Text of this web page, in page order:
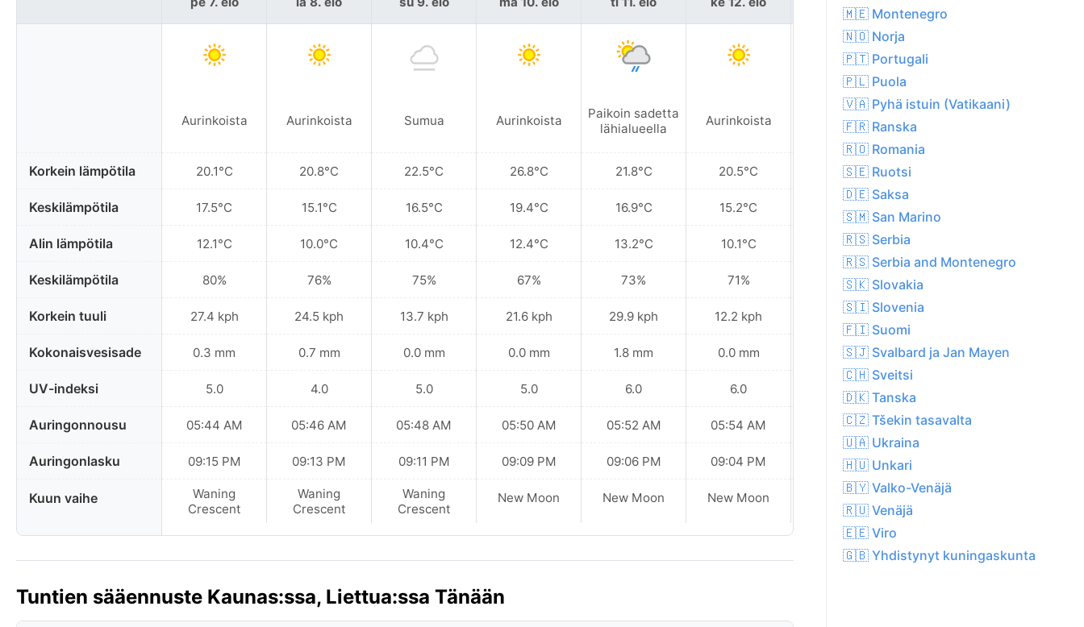
Korkein lämpötila
Keskilämpötila
Alin lämpötila
Keskilämpötila
Korkein tuuli
Kokonaisvesisade
UV-indeksi
Auringonnousu
Auringonlasku
Kuun vaihe
Aurinkoista
20.1°C
17.5°C
12.1°C
80%
27.4 kph
0.3 mm
5.0
05:44 AM
09:15 PM
Waning
Crescent
Aurinkoista
20.8°C
15.1°C
10.0°C
76%
24.5 kph
0.7 mm
4.0
05:46 AM
09:13 PM
Waning
Crescent
Sumua
22.5°C
16.5°C
10.4°C
75%
13.7 kph
0.0 mm
5.0
05:48 AM
09:11 PM
Waning
Crescent
Aurinkoista
26.8°C
19.4°C
12.4°C
67%
21.6 kph
0.0 mm
5.0
05:50 AM
09:09 PM
New Moon
Paikoin sadetta
lähialueella
21.8°C
16.9°C
13.2°C
73%
29.9 kph
1.8 mm
6.0
05:52 AM
09:06 PM
New Moon
Aurinkoista
20.5°C
15.2°C
10.1°C
71%
12.2 kph
0.0 mm
6.0
05:54 AM
09:04 PM
New Moon
Aurinkoista
23.1°C
17.2°C
11.4°C
64%
10.4 kph
0.0 mm
6.0
05:55 AM
09:02 PM
New Moon
Tuntien sääennuste Kaunas:ssa, Liettua:ssa Tänään
🇲🇪 Montenegro
🇳🇴 Norja
🇵🇹 Portugali
🇵🇱 Puola
🇻🇦 Pyhä istuin (Vatikaani)
🇫🇷 Ranska
🇷🇴 Romania
🇸🇪 Ruotsi
🇩🇪 Saksa
🇸🇲 San Marino
🇷🇸 Serbia
🇷🇸 Serbia and Montenegro
🇸🇰 Slovakia
🇸🇮 Slovenia
🇫🇮 Suomi
🇸🇯 Svalbard ja Jan Mayen
🇨🇭 Sveitsi
🇩🇰 Tanska
🇨🇿 Tšekin tasavalta
🇺🇦 Ukraina
🇭🇺 Unkari
🇧🇾 Valko-Venäjä
🇷🇺 Venäjä
🇪🇪 Viro
🇬🇧 Yhdistynyt kuningaskunta